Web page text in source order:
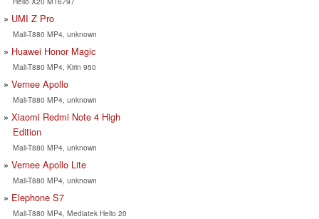
UMI Z Pro
Mali-T880 MP4, unknown
Huawei Honor Magic
Mali-T880 MP4, Kirin 950
Vernee Apollo
Mali-T880 MP4, unknown
Xiaomi Redmi Note 4 High
Edition
Mali-T880 MP4, unknown
Vernee Apollo Lite
Mali-T880 MP4, unknown
Elephone S7
Mali-T880 MP4, Mediatek Helio 20